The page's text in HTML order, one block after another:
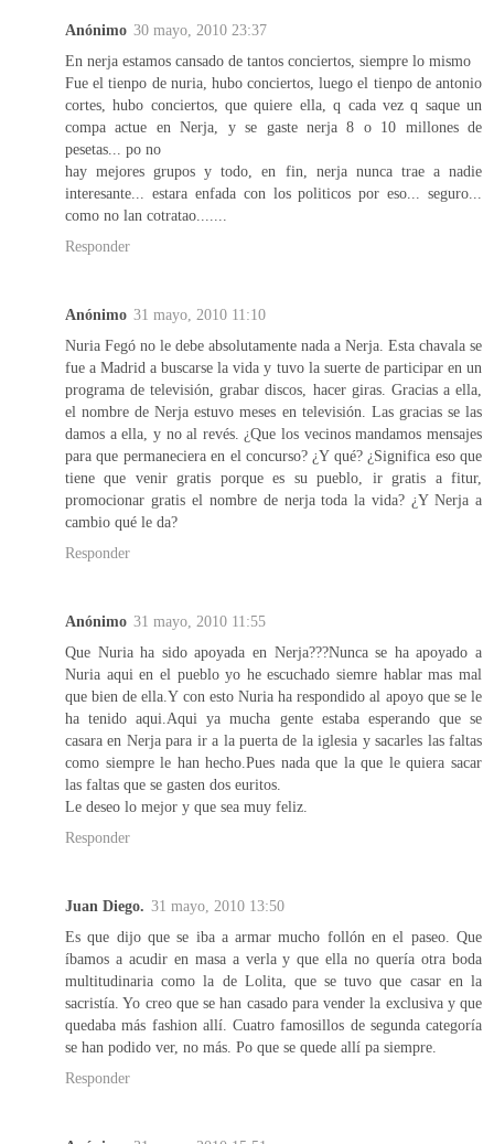
Anónimo 30 mayo, 2010 23:37
En nerja estamos cansado de tantos conciertos, siempre lo mismo
Fue el tienpo de nuria, hubo conciertos, luego el tienpo de antonio
cortes, hubo conciertos, que quiere ella, q cada vez q saque un
compa actue en Nerja, y se gaste nerja 8 o 10 millones de
pesetas... po no
hay mejores grupos y todo, en fin, nerja nunca trae a nadie
interesante... estara enfada con los politicos por eso... seguro...
como no lan cotratao.......
Responder
Anónimo 31 mayo, 2010 11:10
Nuria Fegó no le debe absolutamente nada a Nerja. Esta chavala se
fue a Madrid a buscarse la vida y tuvo la suerte de participar en un
programa de televisión, grabar discos, hacer giras. Gracias a ella,
el nombre de Nerja estuvo meses en televisión. Las gracias se las
damos a ella, y no al revés. ¿Que los vecinos mandamos mensajes
para que permaneciera en el concurso? ¿Y qué? ¿Significa eso que
tiene que venir gratis porque es su pueblo, ir gratis a fitur,
promocionar gratis el nombre de nerja toda la vida? ¿Y Nerja a
cambio qué le da?
Responder
Anónimo 31 mayo, 2010 11:55
Que Nuria ha sido apoyada en Nerja???Nunca se ha apoyado a
Nuria aqui en el pueblo yo he escuchado siemre hablar mas mal
que bien de ella.Y con esto Nuria ha respondido al apoyo que se le
ha tenido aqui.Aqui ya mucha gente estaba esperando que se
casara en Nerja para ir a la puerta de la iglesia y sacarles las faltas
como siempre le han hecho.Pues nada que la que le quiera sacar
las faltas que se gasten dos euritos.
Le deseo lo mejor y que sea muy feliz.
Responder
Juan Diego. 31 mayo, 2010 13:50
Es que dijo que se iba a armar mucho follón en el paseo. Que
íbamos a acudir en masa a verla y que ella no quería otra boda
multitudinaria como la de Lolita, que se tuvo que casar en la
sacristía. Yo creo que se han casado para vender la exclusiva y que
quedaba más fashion allí. Cuatro famosillos de segunda categoría
se han podido ver, no más. Po que se quede allí pa siempre.
Responder